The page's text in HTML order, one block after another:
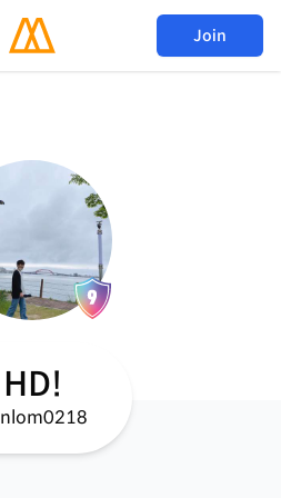
Join
HD!
nlom0218